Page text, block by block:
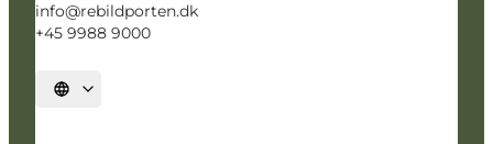
info@rebildporten.dk
+45 9988 9000
Sprache auswählen